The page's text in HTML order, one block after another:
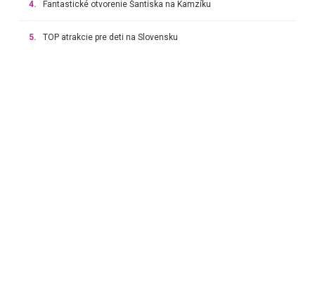
4. Fantastické otvorenie Šantiska na Kamzíku
5. TOP atrakcie pre deti na Slovensku